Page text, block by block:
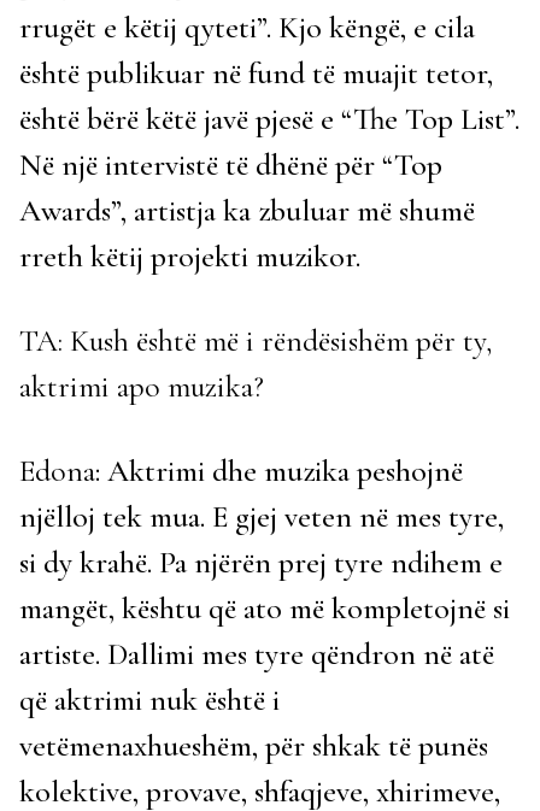
rrugët e këtij qyteti”. Kjo këngë, e cila
është publikuar në fund të muajit tetor,
është bërë këtë javë pjesë e “The Top List”.
Në një intervistë të dhënë për “Top
Awards”, artistja ka zbuluar më shumë
rreth këtij projekti muzikor.
TA: Kush është më i rëndësishëm për ty,
aktrimi apo muzika?
Edona: Aktrimi dhe muzika peshojnë
njëlloj tek mua. E gjej veten në mes tyre,
si dy krahë. Pa njërën prej tyre ndihem e
mangët, kështu që ato më kompletojnë si
artiste. Dallimi mes tyre qëndron në atë
që aktrimi nuk është i
vetëmenaxhueshëm, për shkak të punës
kolektive, provave, shfaqjeve, xhirimeve,